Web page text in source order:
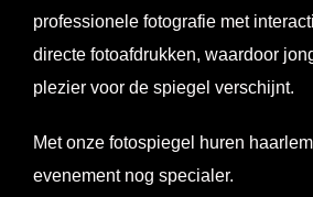
professionele fotografie met
directe fotoafdrukken, waardoor
plezier voor de spiegel verschijnt.
Met onze fotospiegel huren
evenement nog specialer.